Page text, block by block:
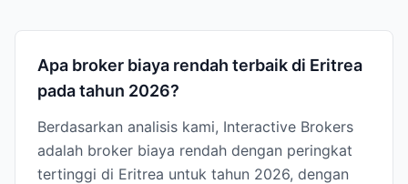
Apa broker biaya rendah terbaik di Eritrea
pada tahun 2026?
Berdasarkan analisis kami, Interactive Brokers
adalah broker biaya rendah dengan peringkat
tertinggi di Eritrea untuk tahun 2026, dengan